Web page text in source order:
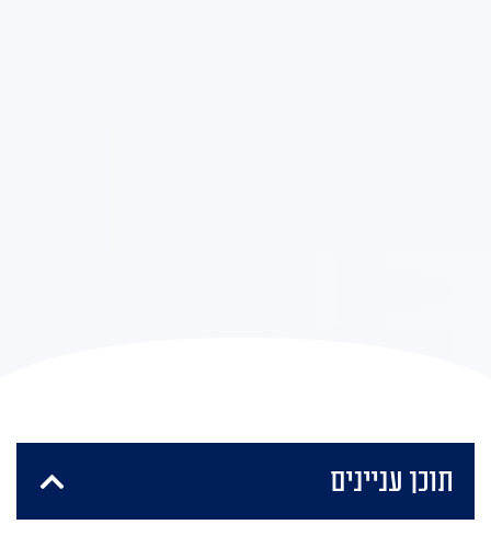
תוכן עניינים